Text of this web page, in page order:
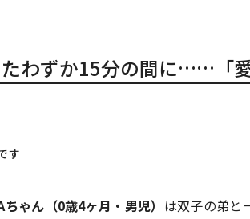
わずか15分の間に……「
す
ちゃん（0歳4ヶ月・男児） は双子の弟と